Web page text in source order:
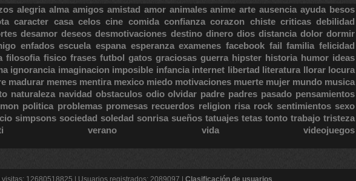
alegria alma amigos amistad amor animales anime arte ausencia ayuda besos
caracter casa celos cine comida confianza corazon chiste criticas debilidad
desamor deseos desmotivaciones destino dinero dios distancia dolor dormir
enfados escuela espana esperanza examenes facebook fail familia felicidad
filosofia fisico frases futbol gatos graciosas guerra hipster historia humor ideas
ignorancia imaginacion imposible infancia internet libertad literatura llorar locura
madurar memes mentira mexico miedo motivaciones muerte mujer mundo musica
naturaleza navidad obstaculos odio olvidar padre padres pasado pensamientos
politica problemas promesas recuerdos religion risa rock sentimientos sexo
simpsons sociedad soledad sonrisa sueños tatuajes tetas tonto trabajo tristeza
verano vida videojuegos
visitas: 12680518825 | Usuarios registrados: 2089097 | Clasificación de usuarios